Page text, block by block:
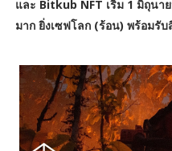
และ Bitkub NFT เริ่ม 1 มิถุน
มาก ยิ่งเซฟโลก (ร้อน) พร้อมรั